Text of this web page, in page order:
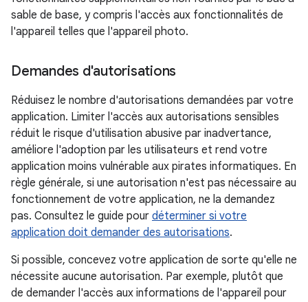
sable de base, y compris l'accès aux fonctionnalités de
l'appareil telles que l'appareil photo.
Demandes d'autorisations
Réduisez le nombre d'autorisations demandées par votre
application. Limiter l'accès aux autorisations sensibles
réduit le risque d'utilisation abusive par inadvertance,
améliore l'adoption par les utilisateurs et rend votre
application moins vulnérable aux pirates informatiques. En
règle générale, si une autorisation n'est pas nécessaire au
fonctionnement de votre application, ne la demandez
pas. Consultez le guide pour déterminer si votre
application doit demander des autorisations.
Si possible, concevez votre application de sorte qu'elle ne
nécessite aucune autorisation. Par exemple, plutôt que
de demander l'accès aux informations de l'appareil pour